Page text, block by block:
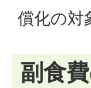
償化の対
副食